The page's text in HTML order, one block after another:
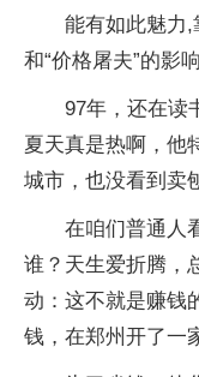
能有如此魅力,
和“价格屠夫”的影响
97年，还在读
夏天真是热啊，他
城市，也没看到卖
在咱们普通人
谁？天生爱折腾，
动：这不就是赚钱
钱，在郑州开了一